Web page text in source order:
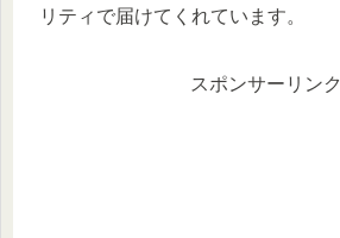
リティで届けてくれています。
スポンサーリンク